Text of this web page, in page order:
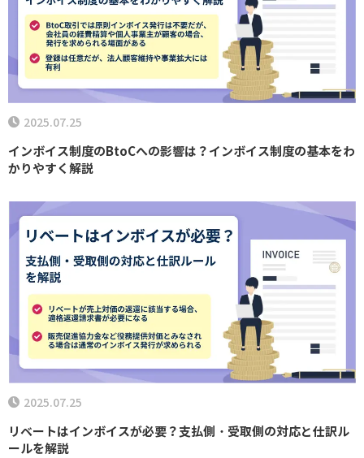
インボイス制度のBtoCへの影響は？インボイス制度の基本をわ
かりやすく解説
2025.07.25
リベートはインボイスが必要？支払側・受取側の対応と仕訳ル
ールを解説
2025.07.25